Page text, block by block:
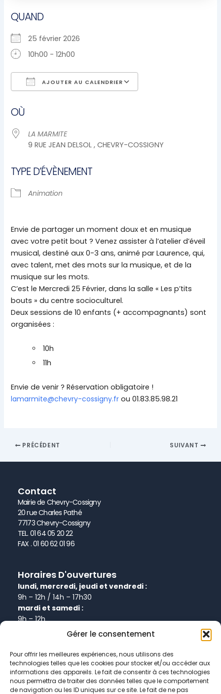
Gérer le consentement
Pour offrir les meilleures expériences, nous utilisons des
technologies telles que les cookies pour stocker et/ou accéder aux
informations des appareils. Le fait de consentir à ces technologies
nous permettra de traiter des données telles que le comportement
de navigation ou les ID uniques sur ce site. Le fait de ne pas
QUAND
25 février 2026
10h00 - 12h00
AJOUTER AU CALENDRIER
OÙ
LA MARMITE
9 RUE JEAN DELSOL , CHEVRY-COSSIGNY
TYPE D’ÉVÈNEMENT
Animation
Envie de partager un moment doux et en musique
avec votre petit bout ? Venez assister à l’atelier d’éveil
musical, destiné aux 0-3 ans, animé par Laurence, qui,
avec talent, met des mots sur la musique, et de la
musique sur les mots.
C’est le Mercredi 25 Février, dans la salle « Les p’tits
bouts » du centre socioculturel.
Deux sessions de 10 enfants (+ accompagnants) sont
organisées :
10h
11h
Envie de venir ? Réservation obligatoire !
lamarmite@chevry-cossigny.fr ou 01.83.85.98.21
PRÉCÉDENT SUIVANT
Contact
Mairie de Chevry-Cossigny
20 rue Charles Pathé
77173 Chevry-Cossigny
TEL. 01 64 05 20 22
FAX . 01 60 62 01 96
Horaires D'ouvertures
lundi, mercredi, jeudi et vendredi :
9h – 12h / 14h – 17h30
mardi et samedi :
9h – 12h
Informations
Plan de site
Politique de confidentialité